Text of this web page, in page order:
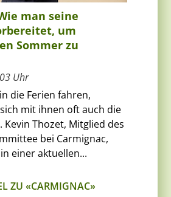
man seine
um
Sommer zu
Uhr
die Ferien fahren,
mit ihnen oft auch die
Thozet, Mitglied des
bei Carmignac,
einer aktuellen...
ZU «CARMIGNAC»